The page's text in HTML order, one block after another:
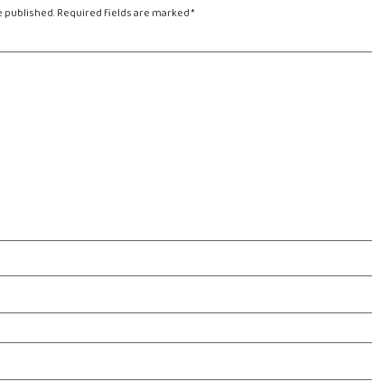
published. Required fields are marked*